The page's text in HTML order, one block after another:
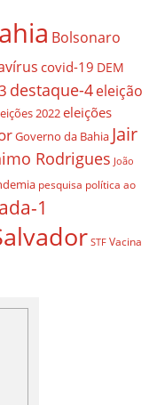
Bolsonaro
covid-19 DEM
destaque-4eleição
2022eleições
Governo da Bahia Jair
Rodrigues João
pesquisa política ao
1
STF Vacina